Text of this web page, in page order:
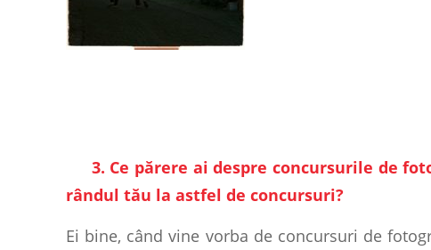
3. Ce părere ai despre concursurile de
rândul tău la astfel de concursuri?
Ei bine, când vine vorba de concursuri de